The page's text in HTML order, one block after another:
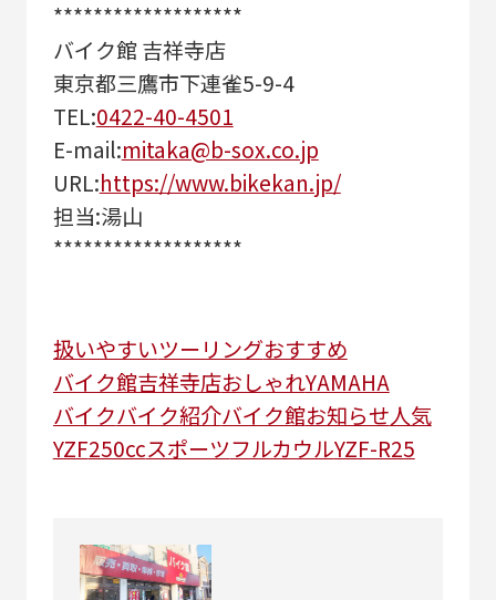
*******************
バイク館 吉祥寺店
東京都三鷹市下連雀5-9-4
TEL:0422-40-4501
E-mail:mitaka@b-sox.co.jp
URL:https://www.bikekan.jp/
担当:湯山
*******************
扱いやすいツーリングおすすめ
バイク館吉祥寺店おしゃれYAMAHA
バイクバイク紹介バイク館お知らせ人気
YZF250ccスポーツフルカウルYZF-R25